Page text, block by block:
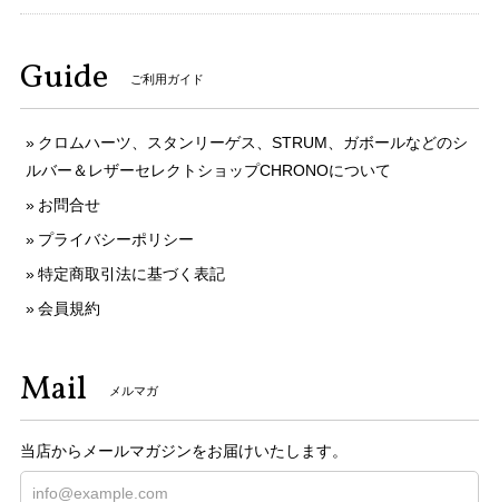
Guide ご利用ガイド
クロムハーツ、スタンリーゲス、STRUM、ガボールなどのシ
ルバー＆レザーセレクトショップCHRONOについて
お問合せ
プライバシーポリシー
特定商取引法に基づく表記
会員規約
Mail メルマガ
当店からメールマガジンをお届けいたします。